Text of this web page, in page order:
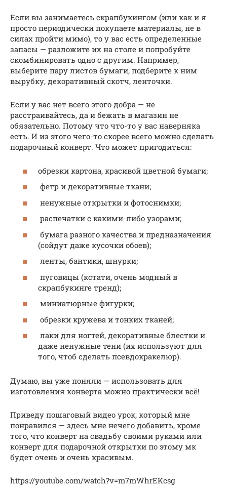
Если вы занимаетесь скрапбукингом (или как и я
просто периодически покупаете материалы, не в
силах пройти мимо), то у вас есть определенные
запасы — разложите их на столе и попробуйте
скомбинировать одно с другим. Например,
выберите пару листов бумаги, подберите к ним
вырубку, декоративный скотч, ленточки.
Если у вас нет всего этого добра — не
расстраивайтесь, да и бежать в магазин не
обязательно. Потому что что-то у вас наверняка
есть. И из этого чего-то скорее всего можно сделать
подарочный конверт. Что может пригодиться:
обрезки картона, красивой цветной бумаги;
фетр и декоративные ткани;
ненужные открытки и фотоснимки;
распечатки с какими-либо узорами;
бумага разного качества и предназначения
(сойдут даже кусочки обоев);
ленты, бантики, шнурки;
пуговицы (кстати, очень модный в
скрапбукинге тренд);
миниатюрные фигурки;
обрезки кружева и тонких тканей;
лаки для ногтей, декоративные блестки и
даже ненужные тени (их используют для
того, чтоб сделать псевдокракелюр).
Думаю, вы уже поняли — использовать для
изготовления конверта можно практически всё!
Приведу пошаговый видео урок, который мне
понравился — здесь мне нечего добавить, кроме
того, что конверт на свадьбу своими руками или
конверт для подарочной открытки по этому мк
будет очень и очень красивым.
https://youtube.com/watch?v=m7mWhrEKcsg